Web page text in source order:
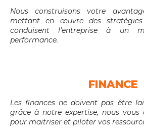
Nous construisons votre
mettant en œuvre des
conduisent l’entreprise à un
performance.
FINANCE
Les finances ne doivent pas être
grâce à notre expertise, nous vous
pour maitriser et piloter vos